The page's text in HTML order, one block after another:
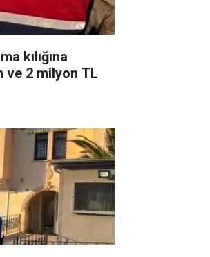
kılığına
ve 2 milyon TL